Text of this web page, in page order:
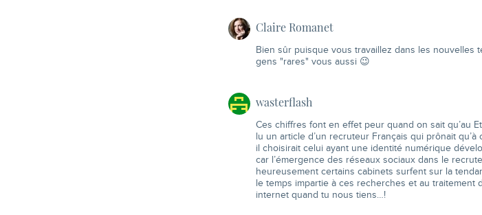
Claire Romanet
Bien sûr puisque vous travaillez dans les nouvelles
gens "rares" vous aussi 😉
wasterflash
Ces chiffres font en effet peur quand on sait qu’au
lu un article d’un recruteur Français qui prônait
il choisirait celui ayant une identité numérique
car l’émergence des réseaux sociaux dans le
heureusement certains cabinets surfent sur la
le temps impartie à ces recherches et au
internet quand tu nous tiens…!